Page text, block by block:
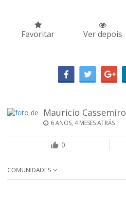
Favoritar Ver depois
Mauricio Cassemiro
6 ANOS, 4 MESES ATRÁS
0
COMUNIDADES